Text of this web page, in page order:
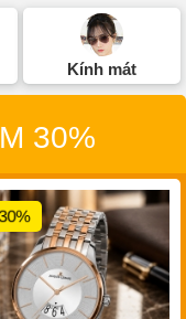
Kính mát
30%